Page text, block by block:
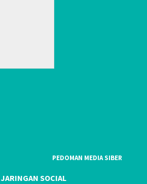
PEDOMAN MEDIA SIBER
JARINGAN SOCIAL